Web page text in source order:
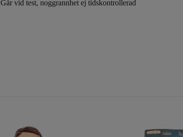
Går vid test, noggrannhet ej tidskontrollerad